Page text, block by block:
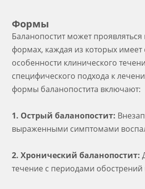
Формы
Баланопостит может
формах, каждая из которых имеет
особенности клинического
специфического подхода к
формы баланопостита включают:
1. Острый баланопостит:
выраженными симптомами
2. Хронический баланопостит:
течение с периодами